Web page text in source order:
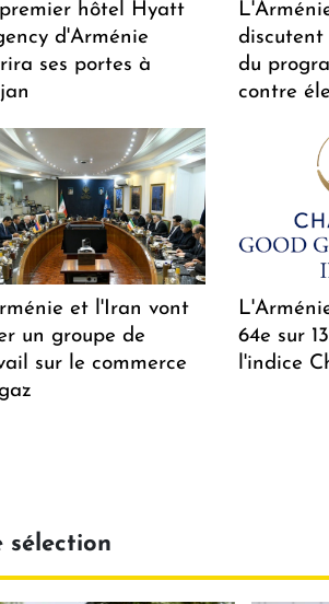
hôtel Hyatt
d'Arménie
ses portes à
discutent
du
contre
et l'Iran vont
un groupe de
sur le commerce
64e sur
l'indice
sélection